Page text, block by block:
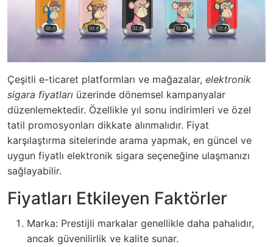
Çeşitli e-ticaret platformları ve mağazalar, elektronik
sigara fiyatları üzerinde dönemsel kampanyalar
düzenlemektedir. Özellikle yıl sonu indirimleri ve özel
tatil promosyonları dikkate alınmalıdır. Fiyat
karşılaştırma sitelerinde arama yapmak, en güncel ve
uygun fiyatlı elektronik sigara seçeneğine ulaşmanızı
sağlayabilir.
Fiyatları Etkileyen Faktörler
Marka: Prestijli markalar genellikle daha pahalıdır,
ancak güvenilirlik ve kalite sunar.